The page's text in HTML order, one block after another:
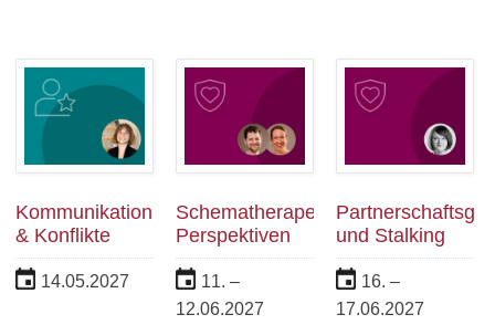
Kommunikation
& Konflikte
14.05.2027
Schematherapeutische
Perspektiven
11. –
12.06.2027
und Stalking
16. –
17.06.2027